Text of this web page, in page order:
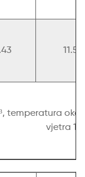
11.5
temperatura
vjetra 1